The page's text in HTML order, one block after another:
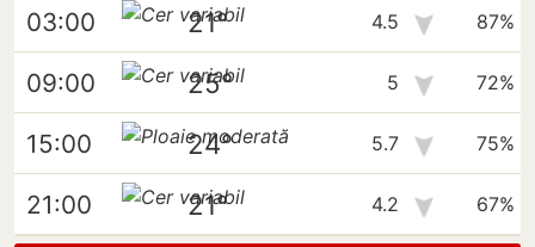
03:00 21° 4.5 87%
09:00 25° 5 72%
15:00 24° 5.7 75%
21:00 21° 4.2 67%